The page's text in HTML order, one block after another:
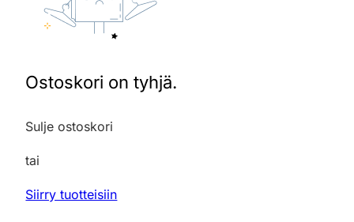
Ostoskori on tyhjä.
Sulje ostoskori
tai
Siirry tuotteisiin